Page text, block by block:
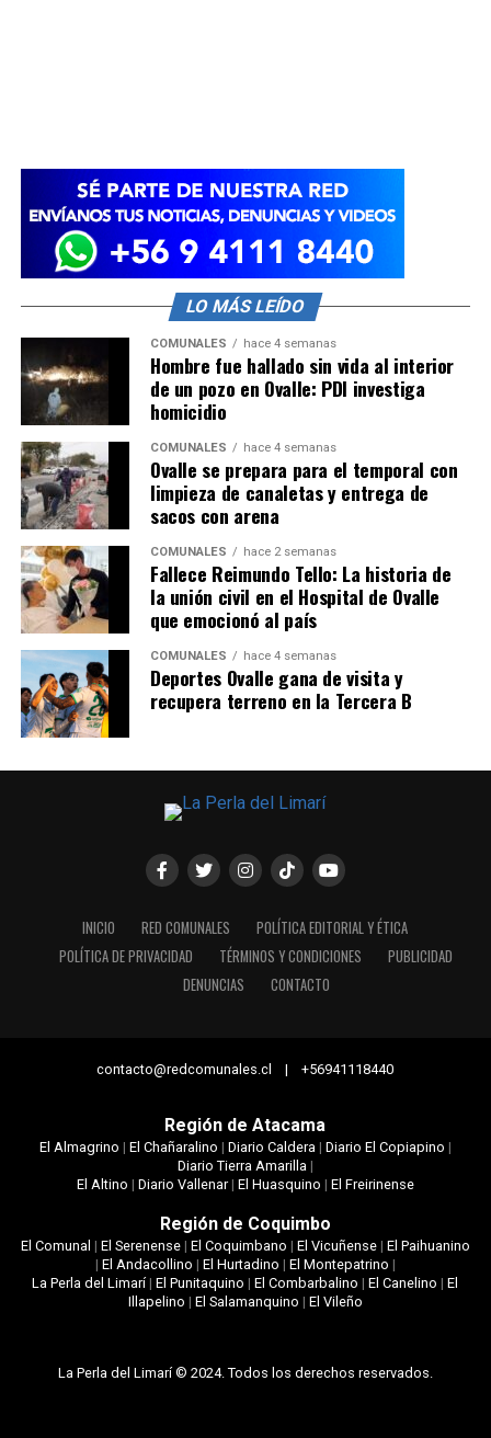
LO MÁS LEÍDO
COMUNALES hace 4 semanas
Hombre fue hallado sin vida al interior
de un pozo en Ovalle: PDI investiga
homicidio
COMUNALES hace 4 semanas
Ovalle se prepara para el temporal con
limpieza de canaletas y entrega de
sacos con arena
COMUNALES hace 2 semanas
Fallece Reimundo Tello: La historia de
la unión civil en el Hospital de Ovalle
que emocionó al país
COMUNALES hace 4 semanas
Deportes Ovalle gana de visita y
recupera terreno en la Tercera B
INICIO RED COMUNALES
POLÍTICA EDITORIAL Y ÉTICA
POLÍTICA DE PRIVACIDAD
TÉRMINOS Y CONDICIONES
PUBLICIDAD
DENUNCIAS
CONTACTO
contacto@redcomunales.cl | +56941118440
Región de Atacama
El Almagrino | El Chañaralino | Diario Caldera | Diario El Copiapino |
Diario Tierra Amarilla |
El Altino | Diario Vallenar| El Huasquino | El Freirinense
Región de Coquimbo
El Comunal | El Serenense| El Coquimbano | El Vicuñense| El Paihuanino
| El Andacollino | El Hurtadino | El Montepatrino |
La Perla del Limarí|El Punitaquino |El Combarbalino |El Canelino |El
Illapelino | El Salamanquino | El Vileño
La Perla del Limarí © 2024. Todos los derechos reservados.